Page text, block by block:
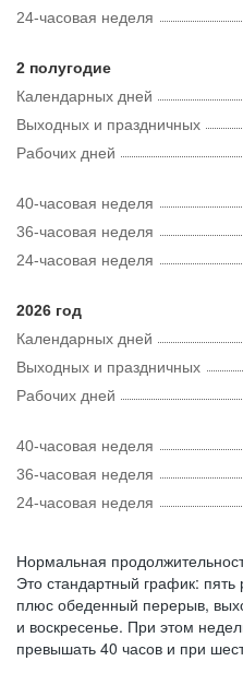
24-часовая неделя
2 полугодие
Календарных дней
Рабочих дней
Выходных и праздничных
40-часовая неделя
36-часовая неделя
24-часовая неделя
2026 год
Календарных дней
Рабочих дней
Выходных и праздничных
40-часовая неделя
36-часовая неделя
24-часовая неделя
Нормальная
Это стандартный график:
плюс обеденный перерыв,
и воскресенье. При этом
превышать 40 часов и при